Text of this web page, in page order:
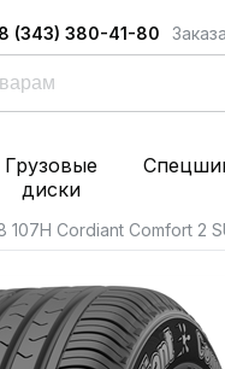
8 (343) 380-41-80
Грузовые
диски
107H Cordiant Comfort 2